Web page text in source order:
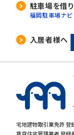
宅地建物取引業免許 登
駐車場を借
福岡駐車場ナビ
入居者様へ